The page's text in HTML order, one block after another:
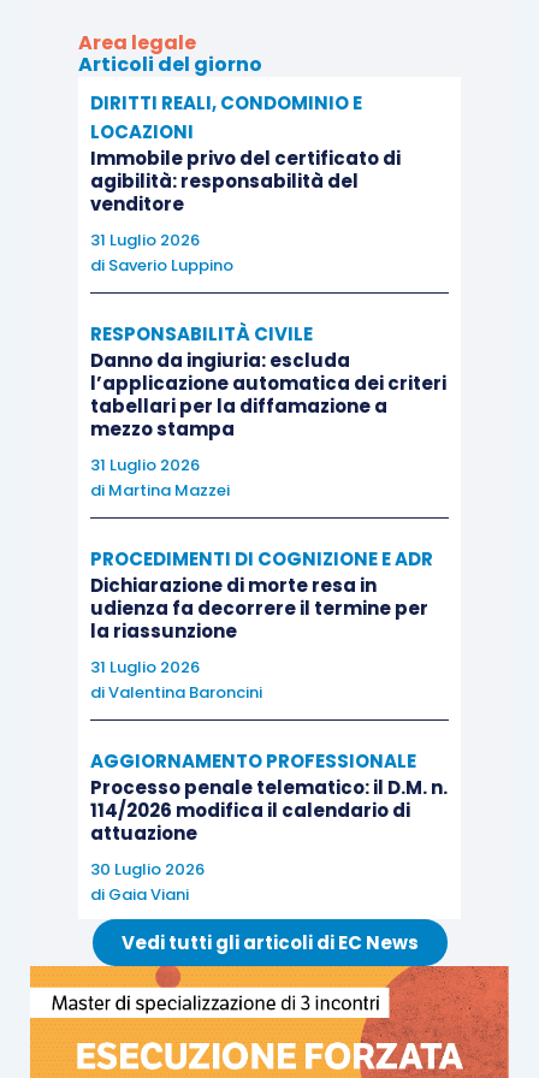
un’attività – il versamento del saldo del prezzo di
aggiudicazione – che attiene all’adempimento
dell’obbligazione pecuniaria che l’aggiudicatario
ha volontariamente e definitivamente assunto e
che, pur inscrivendosi in una determinata
sequenza procedimentale, mantiene un’indubbia
valenza sostanziale (trattandosi del pagamento
del corrispettivo della vendita di un bene che si
dell’effetto traslativo), non richiede assistenza o
difesa tecnica e incide direttamente e
immediatamente sulla situazione giuridica
facoltà e potestà processuali (così, in particolare,
Cass. civ., sez. III, 8 giugno 2022, n. 18421).
Proprio da tale qualificazione discende, quale
corollario, la sottrazione del termine in questione
al regime di sospensione feriale dettato dall’art. 1
l. 742/1969, che ha precipuo ed esclusivo
Inoltre, sempre in ragione della ravvisata natura
sostanziale del termine, non è invocabile
nemmeno la regola stabilita dall’art. 155, commi 4
festivo la scadenza del termine che cade nella
giornata di sabato, essendo essa riferita ad atti
processuali da svolgersi fuori dell’udienza e,
dunque, di carattere squisitamente giudiziale,
Area legale
Articoli del giorno
DIRITTI REALI, CONDOMINIO E
LOCAZIONI
Immobile privo del certificato di
agibilità: responsabilità del
venditore
31 Luglio 2026
di Saverio Luppino
RESPONSABILITÀ CIVILE
Danno da ingiuria: escluda
l’applicazione automatica dei criteri
tabellari per la diffamazione a
mezzo stampa
31 Luglio 2026
di Martina Mazzei
PROCEDIMENTI DI COGNIZIONE E ADR
Dichiarazione di morte resa in
udienza fa decorrere il termine per
la riassunzione
31 Luglio 2026
diValentina Baroncini
AGGIORNAMENTO PROFESSIONALE
Processo penale telematico: il D.M. n.
114/2026 modifica il calendario di
attuazione
30 Luglio 2026
di Gaia Viani
Vedi tutti gli articoli di EC News